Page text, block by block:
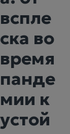
вспле
ска во
время
панде
мии к
устой